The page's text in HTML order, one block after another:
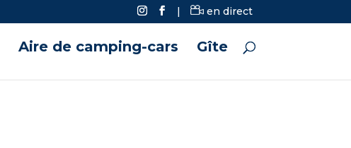
| en direct
Aire de camping-cars Gîte